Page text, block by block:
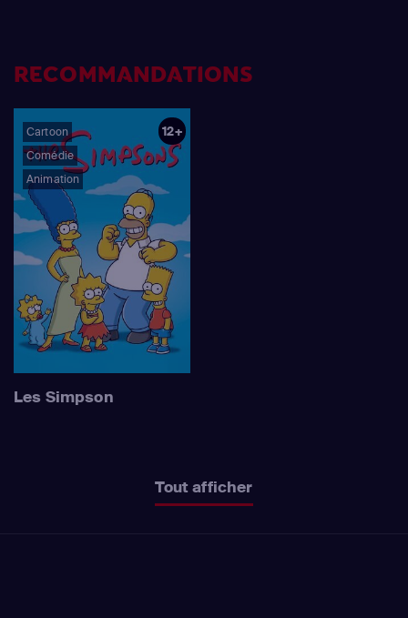
RECOMMANDATIONS
Cartoon
Comédie
Animation
12+
Les Simpson
Tout afficher